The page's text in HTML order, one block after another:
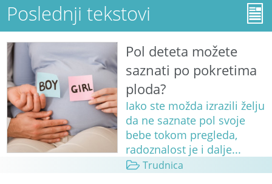
Poslednji tekstovi
Pol deteta možete
saznati po pokretima
ploda?
Iako ste možda izrazili želju
da ne saznate pol svoje
bebe tokom pregleda,
radoznalost je i dalje...
Trudnica